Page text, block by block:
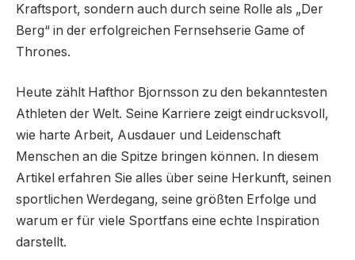
Kraftsport, sondern auch durch seine Rolle als „Der
Berg“ in der erfolgreichen Fernsehserie Game of
Thrones.
Heute zählt Hafthor Bjornsson zu den bekanntesten
Athleten der Welt. Seine Karriere zeigt eindrucksvoll,
wie harte Arbeit, Ausdauer und Leidenschaft
Menschen an die Spitze bringen können. In diesem
Artikel erfahren Sie alles über seine Herkunft, seinen
sportlichen Werdegang, seine größten Erfolge und
warum er für viele Sportfans eine echte Inspiration
darstellt.